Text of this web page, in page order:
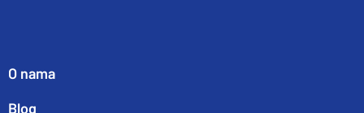
O nama
Blog